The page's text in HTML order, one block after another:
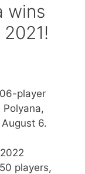
wins
player
6.
players,